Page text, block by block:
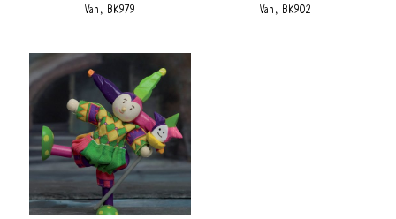
Van, BK979
Van, BK902